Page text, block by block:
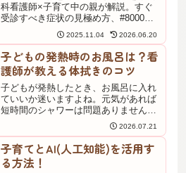
科看護師×子育て中の親が解説。すぐ
受診すべき症状の見極め方、#8000電
話相談の活用法、持ち物リスト、年末
年始特有の注意点まで。いざという時
に慌てないための完全ガイドです
2025.11.04 2026.06.20
子どもの発熱時のお風呂は？看
護師が教える体拭きのコツ
子どもが発熱したとき、お風呂に入れ
ていいか迷いますよね。元気があれば
短時間のシャワーは問題ありません
が、ぐったりしているときは体を拭く
だけにしましょう。小児科看護師が発
熱時の入浴判断、正しい体の拭き方、
やってはいけないNG行動を具体的に解
説します。
2026.07.21
子育てとAI(人工知能)を活用す
る方法！